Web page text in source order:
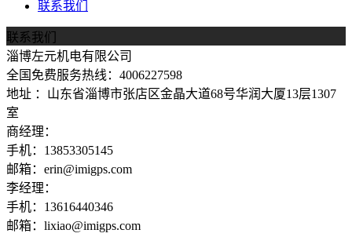
联系我们
联系我们
淄博左元机电有限公司
全国免费服务热线：4006227598
地址 ：山东省淄博市张店区金晶大道68号华润大厦13层1307
室
商经理：
手机：13853305145
邮箱：erin@imigps.com
李经理：
手机：13616440346
邮箱：lixiao@imigps.com